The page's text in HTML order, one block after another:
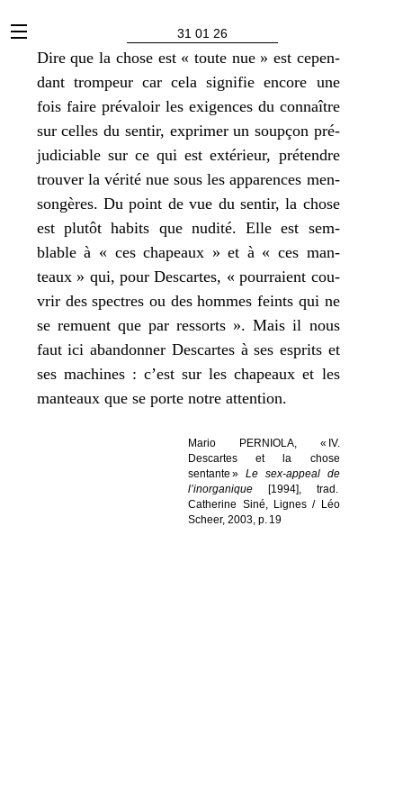
x 31 01 26
Dire que la chose est « toute nue » est cepen­
dant trom­peur car cela signi­fie encore une
fois faire pré­va­loir les exi­gences du connaître
sur celles du sen­tir, expri­mer un soup­çon pré­
ju­di­ciable sur ce qui est exté­rieur, pré­tendre
trou­ver la véri­té nue sous les appa­rences men­
son­gères. Du point de vue du sen­tir, la chose
est plu­tôt habits que nudi­té. Elle est sem­
blable à « ces cha­peaux » et à « ces man­
teaux » qui, pour Descartes, « pour­raient cou­
vrir des spectres ou des hommes feints qui ne
se remuent que par res­sorts ». Mais il nous
faut ici aban­don­ner Descartes à ses esprits et
ses machines : c’est sur les cha­peaux et les
man­teaux que se porte notre attention.
Mario PERNIOLA, « IV.
Descartes et la chose
sentante » Le sex-appeal de
l’inorganique
[1994], trad.
Catherine Siné
Lignes / Léo
Scheer,2003 ,p. 19